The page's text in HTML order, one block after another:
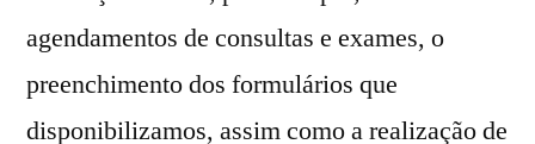
agendamentos de consultas e exames, o
preenchimento dos formulários que
disponibilizamos, assim como a realização de